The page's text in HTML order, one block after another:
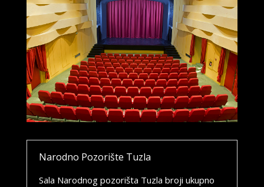
Narodno Pozorište Tuzla
Sala Narodnog pozorišta Tuzla broji ukupno